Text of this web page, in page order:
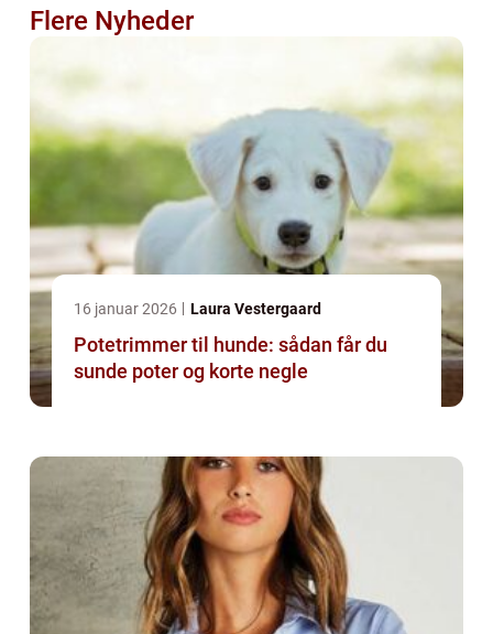
Flere Nyheder
16 januar 2026 Laura Vestergaard
Potetrimmer til hunde: sådan får du
sunde poter og korte negle